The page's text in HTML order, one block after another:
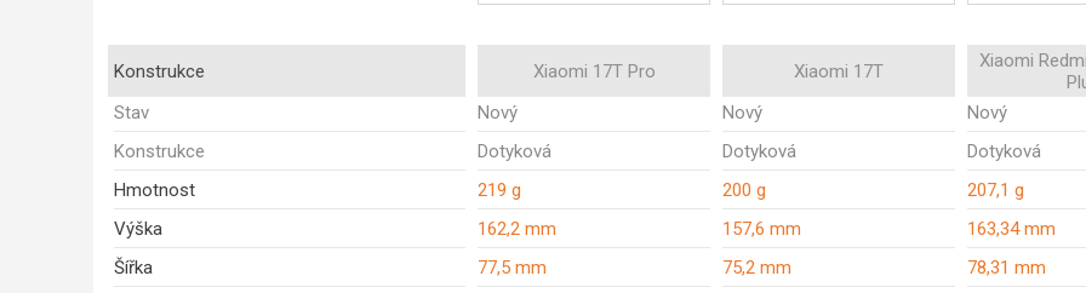
Konstrukce Xiaomi 17T Pro Xiaomi 17T
Xiaomi
Stav
Nový Nový
Nový
Konstrukce
Dotyková Dotyková
Dotyková
Hmotnost
219 g 200 g
207,1 g
Výška
162,2 mm 157,6 mm
163,34 mm
Šířka
77,5 mm 75,2 mm
78,31 mm